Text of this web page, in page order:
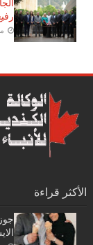
الأكثر قراءة